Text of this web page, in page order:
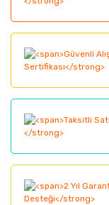
Ürün resmi
Ürün
Bu ürüne